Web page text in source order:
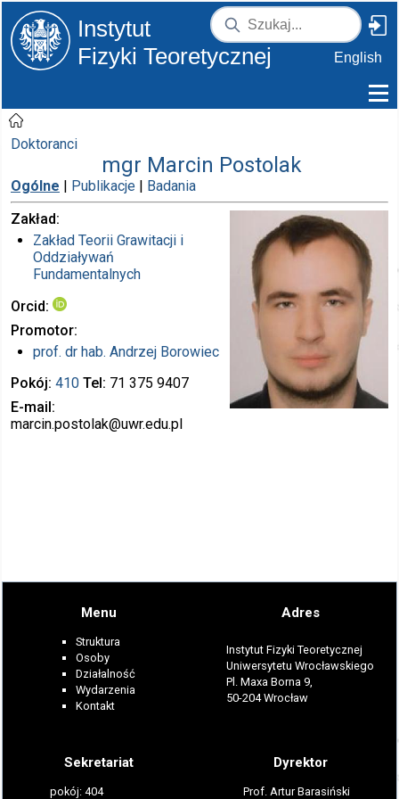
Instytut
Fizyki Teoretycznej
English
Doktoranci
mgr Marcin Postolak
Ogólne | Publikacje | Badania
Zakład
Zakład Teorii Grawitacji i
Oddziaływań
Fundamentalnych
Orcid
Promotor
prof. dr hab. Andrzej Borowiec
Pokój 410 Tel 71 375 9407
E-mail
marcin.postolak@uwr.edu.pl
Menu
Struktura
Osoby
Działalność
Wydarzenia
Kontakt
Adres
Instytut Fizyki Teoretycznej
Uniwersytetu Wrocławskiego
Pl. Maxa Borna 9,
50-204 Wrocław
Sekretariat
pokój: 404
Dyrektor
Prof. Artur Barasiński